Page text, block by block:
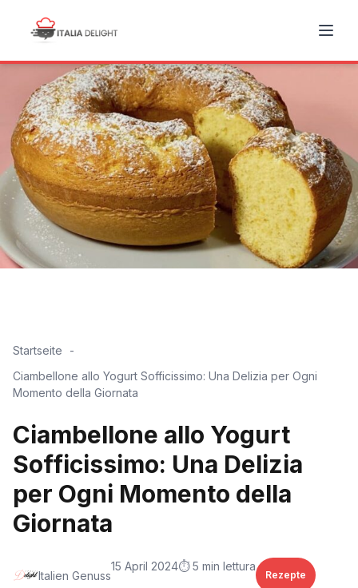
Startseite
Ciambellone allo Yogurt Sofficissimo: Una Delizia per Ogni
Momento della Giornata
Ciambellone allo Yogurt
Sofficissimo: Una Delizia
per Ogni Momento della
Giornata
Italien Genuss
15 April 2024⏱️ 5 min lettura
Rezepte